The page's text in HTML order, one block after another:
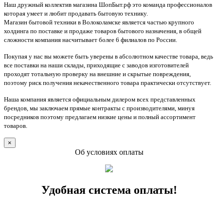
Наш дружный коллектив магазина ШопБыт.рф это команда профессионалов
которая умеет и любит продавать бытовую технику.
Магазин бытовой техники в Волоколамске является частью крупного
холдинга по поставке и продаже товаров бытового назначения, в общей
сложности компания насчитывает более 6 филиалов по России.
Покупая у нас вы можете быть уверены в абсолютном качестве товара, ведь
все поставки на наши склады, приходящие с заводов изготовителей
проходят тотальную проверку на внешние и скрытые повреждения,
поэтому риск получения некачественного товара практически отсутствует.
Наша компания является официальным дилером всех представленных
брендов, мы заключаем прямые контракты с производителями, минуя
посредников поэтому предлагаем низкие цены и полный ассортимент
товаров.
×
Об условиях оплаты
Удобная система оплаты!